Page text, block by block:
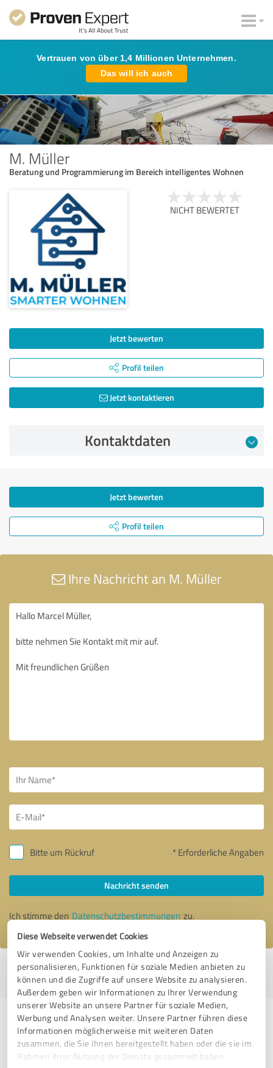
Diese Webseite verwendet Cookies
Wir verwenden Cookies, um Inhalte und Anzeigen zu
personalisieren, Funktionen für soziale Medien anbieten zu
können und die Zugriffe auf unsere Website zu analysieren.
Außerdem geben wir Informationen zu Ihrer Verwendung
unserer Website an unsere Partner für soziale Medien,
Werbung und Analysen weiter. Unsere Partner führen diese
Informationen möglicherweise mit weiteren Daten
zusammen, die Sie ihnen bereitgestellt haben oder die sie im
Rahmen Ihrer Nutzung der Dienste gesammelt haben.
Vertrauen von über 1,4 Millionen Unternehmen.
Das will ich auch
M. Müller
Beratung und Programmierung im Bereich intelligentes Wohnen
NICHT BEWERTET
Jetzt bewerten
Profil teilen
Jetzt kontaktieren
Kontaktdaten
Jetzt bewerten
Profil teilen
Ihre Nachricht an M. Müller
Bitte um Rückruf * Erforderliche Angaben
Nachricht senden
Ich stimme den Datenschutzbestimmungen zu.
Profil aktiv seit 27.12.2020 |Letzte Aktualisierung: 29.12.2020|Profil
melden
Erfahrungen zu weiteren
Anbietern aus dem Bereich
Dienstleistungen